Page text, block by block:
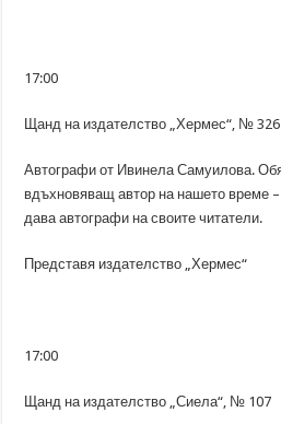
17:00
Щанд на издателство „Хермес“, № 326
Автографи от Ивинела Самуилова.
вдъхновяващ автор на нашето време
дава автографи на своите читатели.
Представя издателство „Хермес“
17:00
Щанд на издателство „Сиела“, № 107